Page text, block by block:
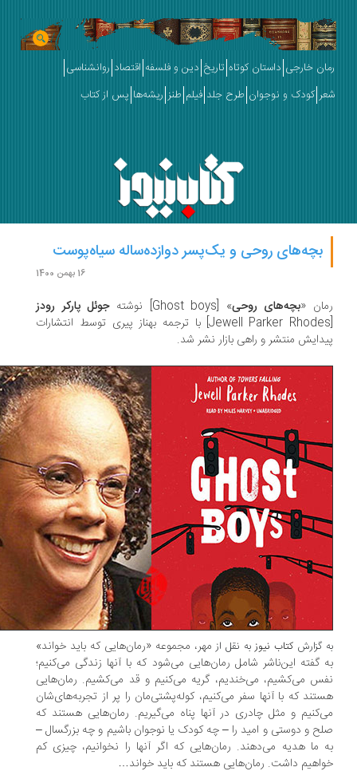
خارجی داستان کوتاه تاریخ دین و فلسفه اقتصاد روانشناسی
کودک و نوجوان طرح جلد فیلم طنز ریشه‌ها پس از کتاب
بچه‌های روحی و یک‌پسر دوازده‌ساله سیاه‌پوست
«بچه‌های روحی » [Ghost boys] نوشته
جوئل پارکر رودز
با ترجمه بهناز پیری توسط انتشارات
منتشر و راهی بازار نشر شد.
گزارش کتاب نیوز به نقل از مهر، مجموعه «رمان‌هایی که باید خواند»
گفته این‌ناشر شامل رمان‌هایی می‌شود که با آنها زندگی می‌کنیم؛
می‌کشیم، می‌خندیم، گریه می‌کنیم و قد می‌کشیم. رمان‌هایی
که با آنها سفر می‌کنیم، کوله‌پشتی‌مان را پر از تجربه‌های‌شان
و مثل چادری در آنها پناه می‌گیریم. رمان‌هایی هستند که
و دوستی و امید را – چه کودک یا نوجوان باشیم و چه بزرگسال –
ما هدیه می‌دهند. رمان‌هایی که اگر آنها را نخوانیم، چیزی کم
داشت. رمان‌هایی هستند که باید خواند…